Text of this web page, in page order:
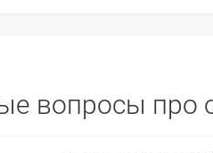
вопросы про